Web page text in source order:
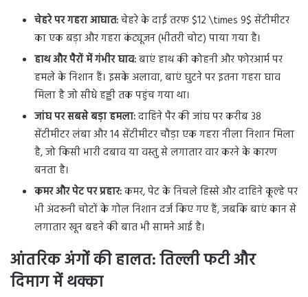
चेहरे पर गहरा आघात:चेहरे के दाईं तरफ $12 \times 9$ सेंटीमीटर
का एक बड़ा और गहरा कंट्यूजन (भीतरी चोट) पाया गया है।
हाथ और पैरों में गंभीर घाव:बाएं हाथ की कोहनी और फोरआर्म पर
हमले के निशान हैं। इसके अलावा, बाएं घुटने पर इतना गहरा घाव
मिला है जो सीधे हड्डी तक पहुंच गया था।
जांघ पर सबसे बड़ा हमला:दाहिने पैर की जांघ पर करीब 38
सेंटीमीटर लंबा और 14 सेंटीमीटर चौड़ा एक गहरा नीला निशान मिला
है, जो किसी भारी दबाव या वस्तु से लगातार वार करने के कारण
बनता है।
कमर और पेट पर प्रहार:कमर, पेट के निचले हिस्से और दाहिने कूल्हे पर
भी अंदरूनी चोटों के गोल निशान दर्ज किए गए हैं, जबकि बाएं कान से
लगातार खून बहने की बात भी सामने आई है।
आंतरिक अंगों की हालत: तिल्ली फटी और
दिमाग में थक्का